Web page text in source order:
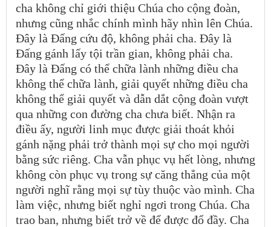
cha không chỉ giới thiệu Chúa cho cộng đoàn,
nhưng cũng nhắc chính mình hãy nhìn lên Chúa.
Đây là Đấng cứu độ, không phải cha. Đây là
Đấng gánh lấy tội trần gian, không phải cha.
Đây là Đấng có thể chữa lành những điều cha
không thể chữa lành, giải quyết những điều cha
không thể giải quyết và dẫn dắt cộng đoàn vượt
qua những con đường cha chưa biết. Nhận ra
điều ấy, người linh mục được giải thoát khỏi
gánh nặng phải trở thành mọi sự cho mọi người
bằng sức riêng. Cha vẫn phục vụ hết lòng, nhưng
không còn phục vụ trong sự căng thẳng của một
người nghĩ rằng mọi sự tùy thuộc vào mình. Cha
làm việc, nhưng biết nghỉ ngơi trong Chúa. Cha
trao ban, nhưng biết trở về để được đổ đầy. Cha